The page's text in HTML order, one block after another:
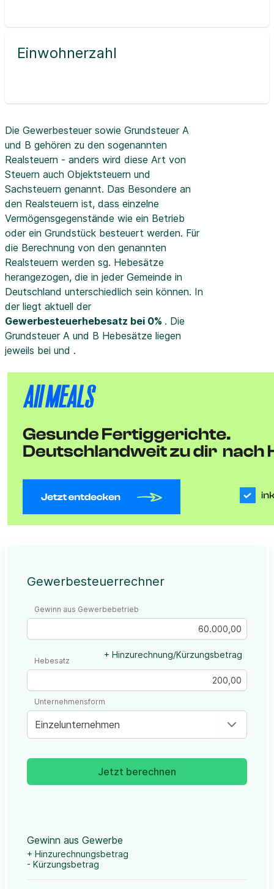
Einwohnerzahl
Die Gewerbesteuer sowie Grundsteuer A
und B gehören zu den sogenannten
Realsteuern - anders wird diese Art von
Steuern auch Objektsteuern und
Sachsteuern genannt. Das Besondere an
den Realsteuern ist, dass einzelne
Vermögensgegenstände wie ein Betrieb
oder ein Grundstück besteuert werden. Für
die Berechnung von den genannten
Realsteuern werden sg. Hebesätze
herangezogen, die in jeder Gemeinde in
Deutschland unterschiedlich sein können. In
der liegt aktuell der
Gewerbesteuerhebesatz bei 0% . Die
Grundsteuer A und B Hebesätze liegen
jeweils bei und .
Gewerbesteuerrechner
Gewinn aus Gewerbebetrieb
+ Hinzurechnung/Kürzungsbetrag
Hebesatz
Einzelunternehmen
Unternehmensform
Jetzt berechnen
Gewinn aus Gewerbe
+ Hinzurechnungsbetrag
- Kürzungsbetrag